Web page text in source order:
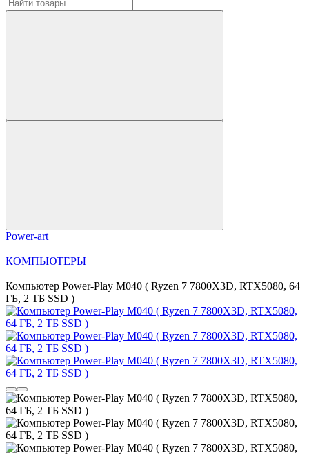
Power-art
–
КОМПЬЮТЕРЫ
–
Компьютер Power-Play M040 ( Ryzen 7 7800X3D, RTX5080, 64
ГБ, 2 ТБ SSD )